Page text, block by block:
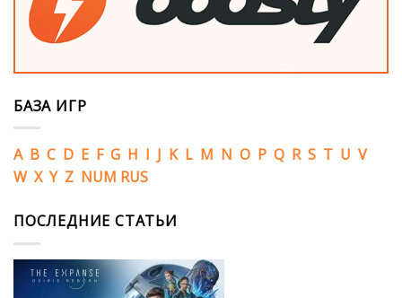
БАЗА ИГР
A B C D E F G H I J K L M N O P Q R S T U V
W X Y Z NUM RUS
ПОСЛЕДНИЕ СТАТЬИ